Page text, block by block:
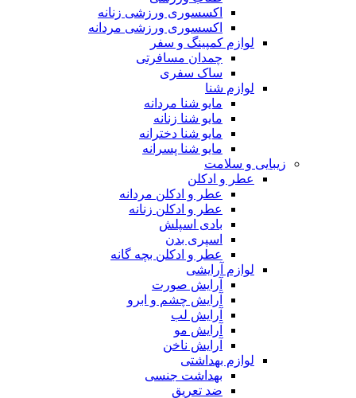
اکسسوری ورزشی زنانه
اکسسوری ورزشی مردانه
لوازم کمپینگ و سفر
چمدان مسافرتی
ساک سفری
لوازم شنا
مایو شنا مردانه
مایو شنا زنانه
مایو شنا دخترانه
مایو شنا پسرانه
زیبایی و سلامت
عطر و ادکلن
عطر و ادکلن مردانه
عطر و ادکلن زنانه
بادی اسپلش
اسپری بدن
عطر و ادکلن بچه گانه
لوازم آرایشی
آرایش صورت
آرایش چشم و ابرو
آرایش لب
آرایش مو
آرایش ناخن
لوازم بهداشتی
بهداشت جنسی
ضد تعریق